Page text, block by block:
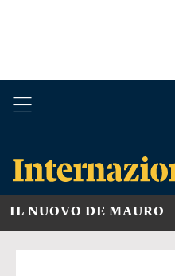
IL NUOVO DE MAURO